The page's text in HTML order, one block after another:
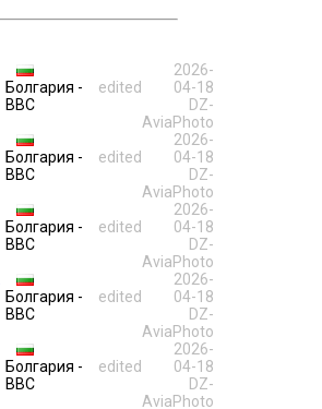
Болгария -
ВВС
edited
2026-
04-18
DZ-
AviaPhoto
Болгария -
ВВС
edited
2026-
04-18
DZ-
AviaPhoto
Болгария -
ВВС
edited
2026-
04-18
DZ-
AviaPhoto
Болгария -
ВВС
edited
2026-
04-18
DZ-
AviaPhoto
Болгария -
ВВС
edited
2026-
04-18
DZ-
AviaPhoto